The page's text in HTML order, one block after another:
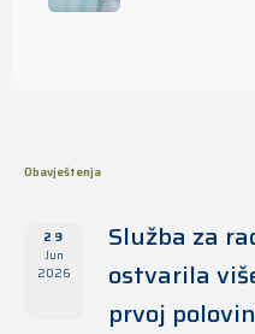
Obavještenja
29
Jun
2026
Služba za
ostvarila
prvoj